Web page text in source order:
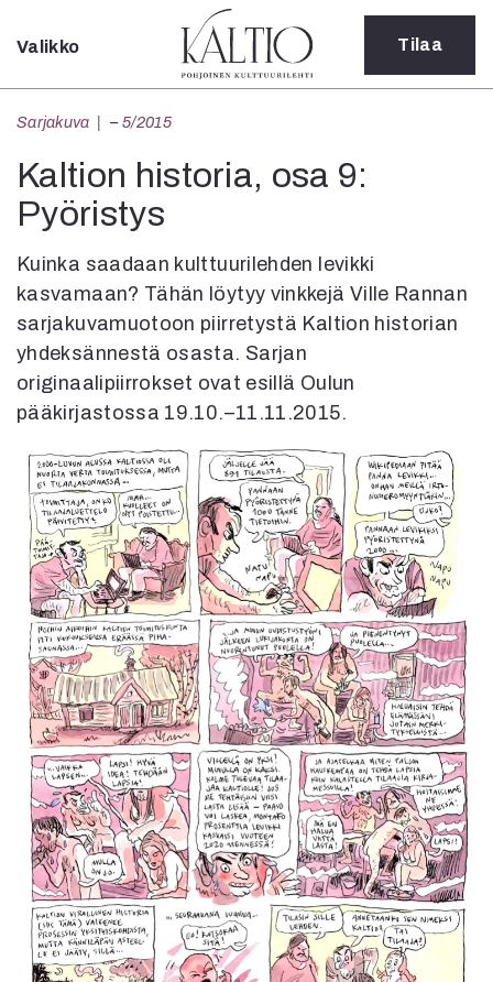
Sulje
Verkkoartikkeli
Teatteri
Sarjakuva
Sámegillii
Pääkirjoitus
Paperilehdestä
Oulu2026
Näyttelyt
Musiikki
Levyt
Kuvataide
Kirjat
In English
Esitystaide
Arkisto
Lehdet
4/2026
2–3/2026
1/2026
6/2025
5/2025 saame
5/2025
Lehtiarkisto
Info
Tilaus ja irtonumerot
Yhteistyössä
Valikko Tilaa
Sarjakuva –5/2015
Kaltion historia, osa 9:
Pyöristys
Kuinka saadaan kulttuurilehden levikki
kasvamaan? Tähän löytyy vinkkejä Ville Rannan
sarjakuvamuotoon piirretystä Kaltion historian
yhdeksännestä osasta. Sarjan
originaalipiirrokset ovat esillä Oulun
pääkirjastossa 19.10.–11.11.2015.